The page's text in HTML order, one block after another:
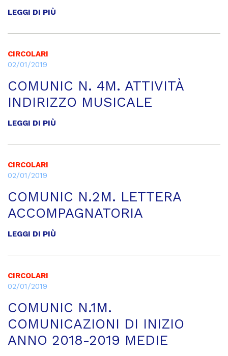
LEGGI DI PIÙ
CIRCOLARI
02/01/2019
COMUNIC N. 4M. ATTIVITÀ
INDIRIZZO MUSICALE
LEGGI DI PIÙ
CIRCOLARI
02/01/2019
COMUNIC N.2M. LETTERA
ACCOMPAGNATORIA
LEGGI DI PIÙ
CIRCOLARI
02/01/2019
COMUNIC N.1M.
COMUNICAZIONI DI INIZIO
ANNO 2018-2019 MEDIE